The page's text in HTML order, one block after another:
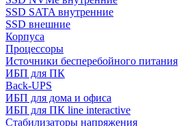
SSD SATA внутренние
SSD внешние
Корпуса
Процессоры
Источники бесперебойного питания
ИБП для ПК
Back-UPS
ИБП для дома и офиса
ИБП для ПК linе interactive
Стабилизаторы напряжения